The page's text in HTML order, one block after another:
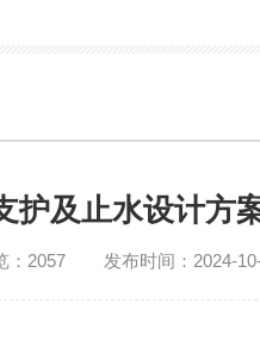
护及止水设计方
：2057 发布时间：2024-